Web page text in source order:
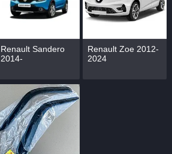
Renault Sandero
2014-
Renault Zoe 2012-
2024